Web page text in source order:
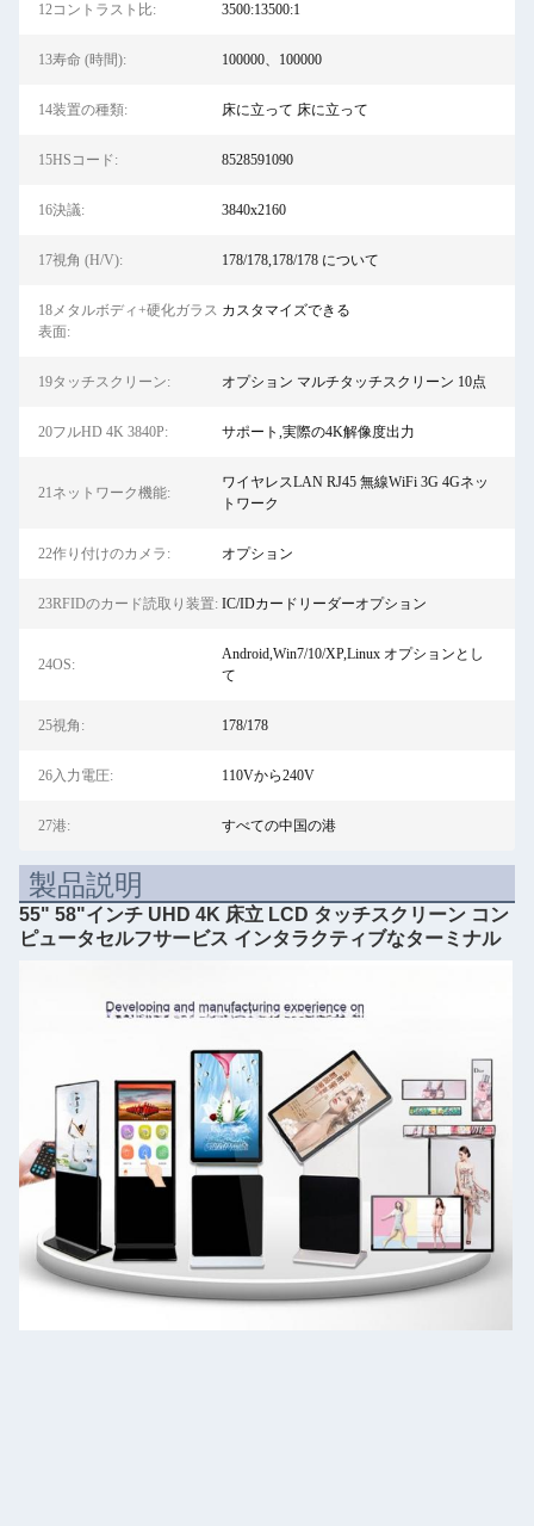
12コントラスト比: 3500:13500:1
13寿命 (時間): 100000、100000
14装置の種類: 床に立って 床に立って
15HSコード: 8528591090
16決議: 3840x2160
17視角 (H/V): 178/178,178/178 について
18メタルボディ+硬化ガラス
表面:
カスタマイズできる
19タッチスクリーン: オプション マルチタッチスクリーン 10点
20フルHD 4K 3840P: サポート,実際の4K解像度出力
21ネットワーク機能:
ワイヤレスLAN RJ45 無線WiFi 3G 4Gネッ
トワーク
22作り付けのカメラ: オプション
23RFIDのカード読取り装置: IC/IDカードリーダーオプション
24OS:
Android,Win7/10/XP,Linux オプションとし
て
25視角: 178/178
26入力電圧: 110Vから240V
27港: すべての中国の港
製品説明
55" 58"インチ UHD 4K 床立 LCD タッチスクリーン コン
ピュータセルフサービス インタラクティブなターミナル